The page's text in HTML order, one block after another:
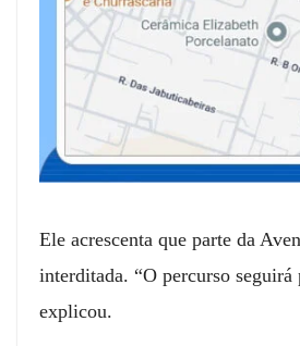
Ele acrescenta que parte da
interditada. “O percurso
explicou.